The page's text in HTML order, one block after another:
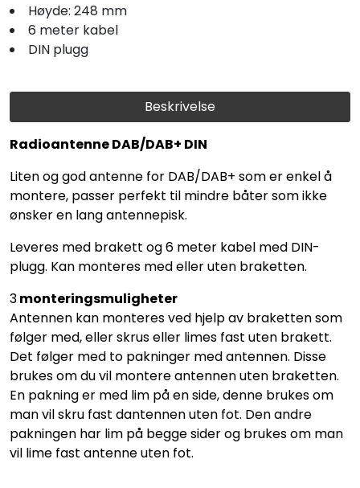
Beskrivelse
Radioantenne DAB/DAB+ DIN
Liten og god antenne for DAB/DAB+ som er enkel å
montere, passer perfekt til mindre båter som ikke
ønsker en lang antennepisk.
Leveres med brakett og 6 meter kabel med DIN-
plugg. Kan monteres med eller uten braketten.
3monteringsmuligheter
Antennen kan monteres ved hjelp av braketten som
følger med, eller skrus eller limes fast uten brakett.
Det følger med to pakninger med antennen. Disse
brukes om du vil montere antennen uten braketten.
En pakning er med lim på en side, denne brukes om
man vil skru fast dantennen uten fot. Den andre
pakningen har lim på begge sider og brukes om man
vil lime fast antenne uten fot.
Høyde: 248 mm
6 meter kabel
DIN plugg